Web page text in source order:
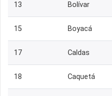
13 Bolívar
15 Boyacá
17 Caldas
18 Caquetá